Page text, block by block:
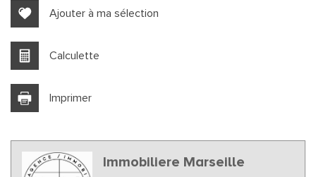
Lycée
statistiques
Nous n'avons pas pu déterminer de statistiques pour
cette ville
Ajouter à ma sélection
Calculette
Imprimer
Immobiliere Marseille